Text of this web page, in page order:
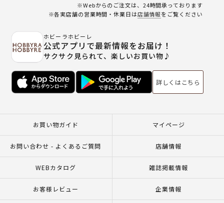
※Webからのご注文は、24時間承っております
※各実店舗の営業時間・休業日は店舗情報をご覧ください
ホビーラホビーレ
公式アプリで最新情報をお届け！
サクサク見られて、楽しいお買い物♪
詳しくはこちら
お買い物ガイド マイページ
お問い合わせ - よくあるご質問 店舗情報
WEBカタログ 雑誌掲載情報
お客様レビュー 企業情報